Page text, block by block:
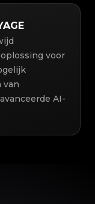
voor
van
AI-